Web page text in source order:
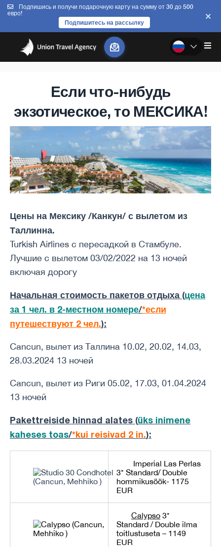
Подпишись и получи подарочную карту на сумму от 30 до 500
евро!
Подпишитесь на рассылку
Если что-нибудь
экзотическое, то МЕКСИКА!
Цены на Мексику /Канкун/ с вылетом из
Таллинна.
Turkish Airlines с пересадкой в Стамбуле.
Лучшие с вылетом 03/02/2022 на 13 ночей
включая дорогу
Начальная стоимость пакетов отдыха (цена
за 1 чел. в 2-местном номере/*если
путешествуют 2 чел.):
Cancun, вылет из Таллина 10.02, 20.02, 14.03,
28.03.2024 13 ночей
Cancun, вылет из Риги 05.02, 17.03, 01.04.2024
13 ночей
Pakettreiside hinnad alates (üks inimene
kaheses toas/*kui reisivad 2 in.):
Imperial Las Perlas
3* Standard/ Double
hommikusöök- 1175
EUR
Calypso 3*
Standard / Double ilma
toitlustuseta – 1149
EUR